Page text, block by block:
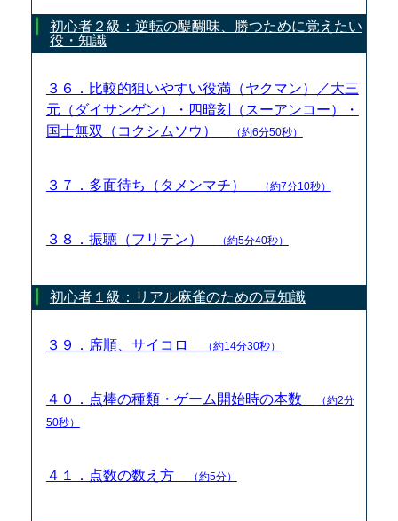
初心者２級：逆転の醍醐味、勝つために覚えたい
役・知識
３６．比較的狙いやすい役満（ヤクマン）／大三
元（ダイサンゲン）・四暗刻（スーアンコー）・
国士無双（コクシムソウ）
（約6分50秒）
３７．多面待ち（タメンマチ） （約7分10秒）
３８．振聴（フリテン） （約5分40秒）
初心者１級：リアル麻雀のための豆知識
３９．席順、サイコロ （約14分30秒）
４０．点棒の種類・ゲーム開始時の本数
（約2分
50秒）
４１．点数の数え方 （約5分）